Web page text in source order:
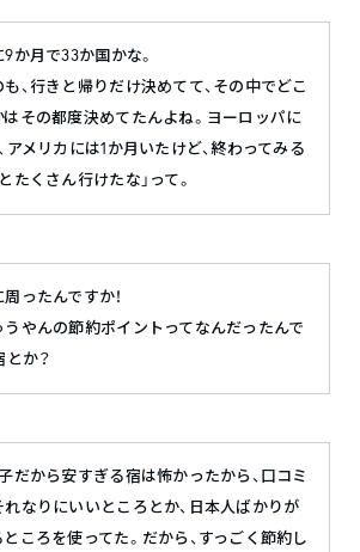
か月で33か国かな。
、行きと帰りだけ決めてて、その中でどこ
はその都度決めてたんよね。ヨーロッパに
アメリカには1か月いたけど、終わってみる
たくさん行けたな」って。
ったんですか！
うやんの節約ポイントってなんだったんで
とか？
だから安すぎる宿は怖かったから、口コミ
れなりにいいところとか、日本人ばかりが
ころを使ってた。だから、すっごく節約し